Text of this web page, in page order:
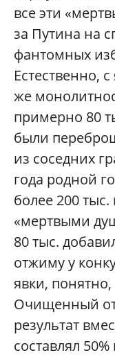
все эти
за Путина на
фантомных
Естественно,
же
примерно 80
были
из соседних
года родной
более 200 тыс.
«мертвыми
80 тыс.
отжиму у
явки,
Очищенный от
результат
составлял